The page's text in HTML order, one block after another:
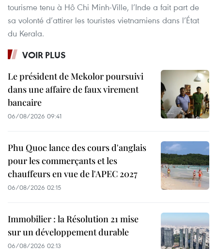
tourisme tenu à Hô Chi Minh-Ville, l’Inde a fait part de
sa volonté d’attirer les touristes vietnamiens dans l’État
du Kerala.
VOIR PLUS
Le président de Mekolor poursuivi
dans une affaire de faux virement
bancaire
06/08/2026 09:41
Phu Quoc lance des cours d'anglais
pour les commerçants et les
chauffeurs en vue de l'APEC 2027
06/08/2026 02:15
Immobilier : la Résolution 21 mise
sur un développement durable
06/08/2026 02:13